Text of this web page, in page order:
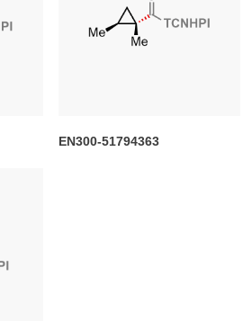
EN300-51794363